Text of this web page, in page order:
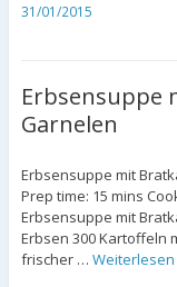
31/01/2015
Erbsensuppe
Garnelen
Erbsensuppe mit
Prep time: 15 mins
Erbsensuppe mit
Erbsen 300 Kartoffeln
frischer … Weiterlesen